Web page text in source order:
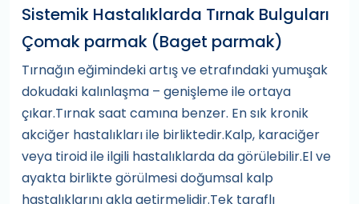
Sistemik Hastalıklarda Tırnak Bulguları
Çomak parmak (Baget parmak)
Tırnağın eğimindeki artış ve etrafındaki yumuşak
dokudaki kalınlaşma – genişleme ile ortaya
çıkar.Tırnak saat camına benzer. En sık kronik
akciğer hastalıkları ile birliktedir.Kalp, karaciğer
veya tiroid ile ilgili hastalıklarda da görülebilir.El ve
ayakta birlikte görülmesi doğumsal kalp
hastalıklarını akla getirmelidir.Tek taraflı